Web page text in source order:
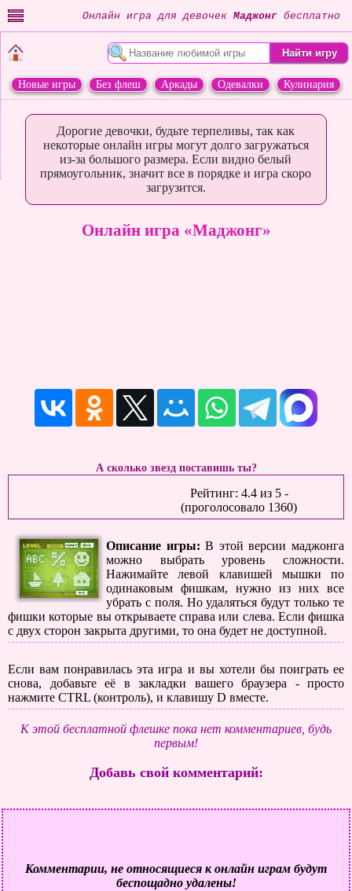
Онлайн игра для девочек Маджонг бесплатно
Новые игры Без флеш Аркады Одевалки
Кулинария
Дорогие девочки, будьте терпеливы, так как
некоторые онлайн игры могут долго загружаться
из-за большого размера. Если видно белый
прямоугольник, значит все в порядке и игра скоро
загрузится.
Онлайн игра «Маджонг»
А сколько звезд поставишь ты?
Рейтинг: 4.4из 5-
(проголосовало 1360)
Описание игры: В этой версии маджонга
можно выбрать уровень сложности.
Нажимайте левой клавишей мышки по
одинаковым фишкам, нужно из них все
убрать с поля. Но удаляться будут только те
фишки которые вы открываете справа или слева. Если фишка
с двух сторон закрыта другими, то она будет не доступной.
Если вам понравилась эта игра и вы хотели бы поиграть ее
снова, добавьте её в закладки вашего браузера - просто
нажмите CTRL (контроль), и клавишу D вместе.
К этой бесплатной флешке пока нет комментариев, будь
первым!
Добавь свой комментарий:
Комментарии, не относящиеся к онлайн играм будут
беспощадно удалены!